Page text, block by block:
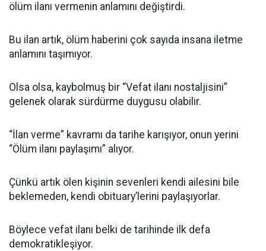
ölüm ilanı vermenin anlamını değiştirdi.
Bu ilan artık, ölüm haberini çok sayıda insana iletme
anlamını taşımıyor.
Olsa olsa, kaybolmuş bir “Vefat ilanı nostaljisini”
gelenek olarak sürdürme duygusu olabilir.
“İlan verme” kavramı da tarihe karışıyor, onun yerini
“Ölüm ilanı paylaşımı” alıyor.
Çünkü artık ölen kişinin sevenleri kendi ailesini bile
beklemeden, kendi obituary’lerini paylaşıyorlar.
Böylece vefat ilanı belki de tarihinde ilk defa
demokratikleşiyor.